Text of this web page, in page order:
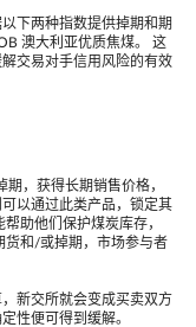
下两种指数提供掉期和期
澳大利亚优质焦煤。 这
交易对手信用风险的有效
，获得长期销售价格，
以通过此类产品，锁定其
助他们保护煤炭库存，
货和/或掉期，市场参与者
新交所就会变成买卖双方
性便可得到缓解。